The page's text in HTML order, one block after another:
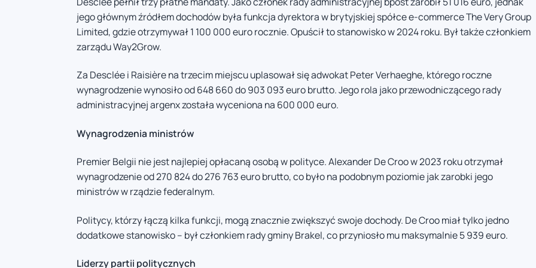
jego głównym źródłem dochodów była funkcja dyrektora w brytyjskiej spółce e-commerce The Very Group
Limited, gdzie otrzymywał 1 100 000 euro rocznie. Opuścił to stanowisko w 2024 roku. Był także członkiem
zarządu Way2Grow.
Za Desclée i Raisière na trzecim miejscu uplasował się adwokat Peter Verhaeghe, którego roczne
wynagrodzenie wynosiło od 648 660 do 903 093 euro brutto. Jego rola jako przewodniczącego rady
administracyjnej argenx została wyceniona na 600 000 euro.
Wynagrodzenia ministrów
Premier Belgii nie jest najlepiej opłacaną osobą w polityce. Alexander De Croo w 2023 roku otrzymał
wynagrodzenie od 270 824 do 276 763 euro brutto, co było na podobnym poziomie jak zarobki jego
ministrów w rządzie federalnym.
Politycy, którzy łączą kilka funkcji, mogą znacznie zwiększyć swoje dochody. De Croo miał tylko jedno
dodatkowe stanowisko – był członkiem rady gminy Brakel, co przyniosło mu maksymalnie 5 939 euro.
Liderzy partii politycznych